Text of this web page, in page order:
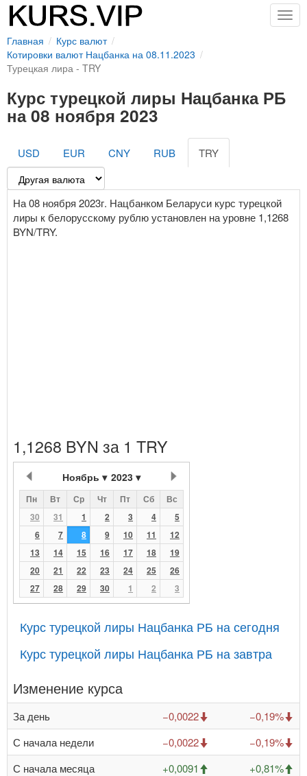
Главная
Курс валют
Котировки валют Нацбанка на 08.11.2023
Турецкая лира - TRY
Курс турецкой лиры Нацбанка РБ
на 08 ноября 2023
USD EUR CNY RUB TRY
На 08 ноября 2023г. Нацбанком Беларуси курс турецкой
лиры к белорусскому рублю установлен на уровне 1,1268
BYN/TRY.
1,1268 BYN за 1 TRY
Ноябрь 2023
Пн Вт Ср Чт Пт Сб
Вс
30
31 1 2 3 4
5
6
7 8 9 10 11
12
13
14 15 16 17 18
19
20
21 22 23 24 25
26
27
28 29 30 1 2 3
Курс турецкой лиры Нацбанка РБ на сегодня
Курс турецкой лиры Нацбанка РБ на завтра
Изменение курса
За день −0,0022
−0,19%
С начала недели
−0,0022
−0,19%
С начала месяца
+0,0091
+0,81%